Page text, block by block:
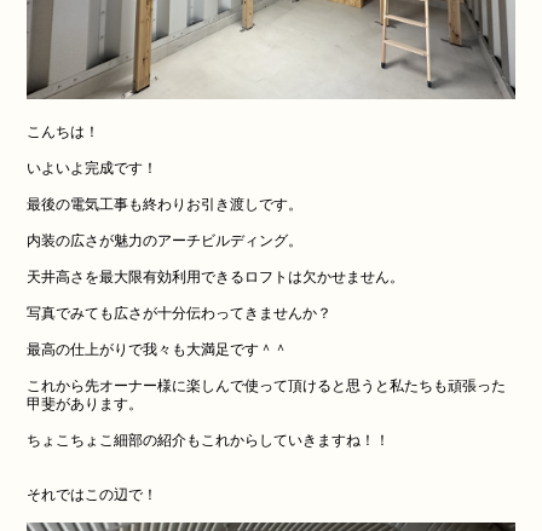
こんちは！
いよいよ完成です！
最後の電気工事も終わりお引き渡しです。
内装の広さが魅力のアーチビルディング。
天井高さを最大限有効利用できるロフトは欠かせません。
写真でみても広さが十分伝わってきませんか？
最高の仕上がりで我々も大満足です＾＾
これから先オーナー様に楽しんで使って頂けると思うと私たちも頑張った
甲斐があります。
ちょこちょこ細部の紹介もこれからしていきますね！！
それではこの辺で！